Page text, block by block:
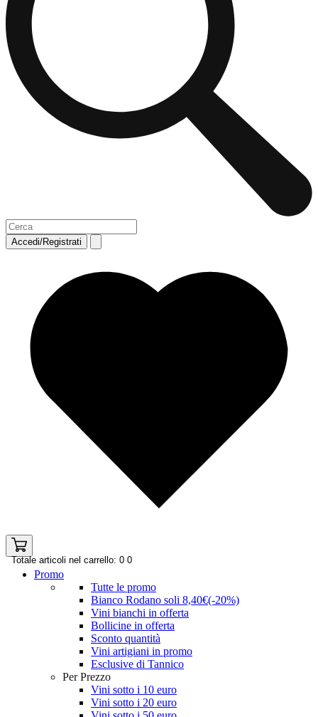
Accedi/Registrati
Totale articoli nel carrello: 0 0
Promo
Tutte le promo
Bianco Rodano soli 8,40€(-20%)
Vini bianchi in offerta
Bollicine in offerta
Sconto quantità
Vini artigiani in promo
Esclusive di Tannico
Per Prezzo
Vini sotto i 10 euro
Vini sotto i 20 euro